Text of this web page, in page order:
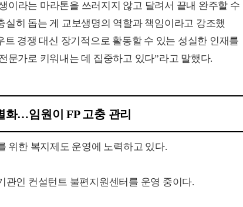
이라는 마라톤을 쓰러지지 않고 달려서 끝내 완주할 수
히 돕는 게 교보생명의 역할과 책임이라고 강조했
경쟁 대신 장기적으로 활동할 수 있는 성실한 인재를
문가로 키워내는 데 집중하고 있다”라고 말했다.
화…임원이 FP 고충 관리
위한 복지제도 운영에 노력하고 있다.
관인 컨설턴트 불편지원센터를 운영 중이다.